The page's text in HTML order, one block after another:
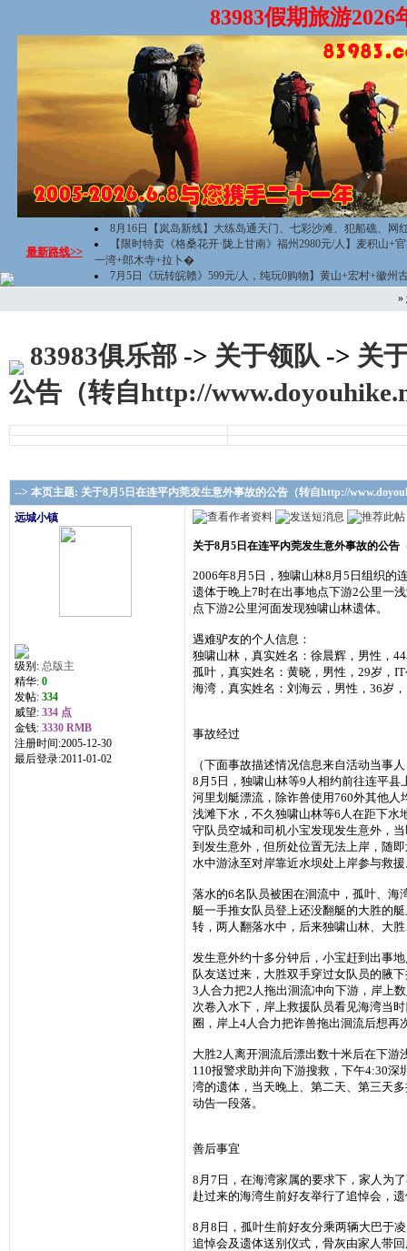
83983假期旅游
最新路线>>
8月16日【岚岛新线】大练岛通天门、七彩沙滩、犯船礁、网
【限时特卖《格桑花开·陇上甘南》福州2980元/人】麦积山+
一湾+郎木寺+拉卜�
7月5日《玩转皖赣》599元/人，纯玩0购物】黄山+宏村+徽州
»
83983俱乐部 -> 关于领队 -> 关
公告（转自http://
--> 本页主题: 关于8月5日在连平内莞发生意外事故的公告（转自http://
远城小镇
级别: 总版主
精华: 0
发帖: 334
威望: 334 点
金钱: 3330 RMB
注册时间:2005-12-30
最后登录:2011-01-02
关于8月5日在连平内莞发生意外事故的公告
2006年8月5日，独啸山林8月5日组织的
遗体于晚上7时在出事地点下游2公里一
点下游2公里河面发现独啸山林遗体。
遇难驴友的个人信息：
独啸山林，真实姓名：徐晨辉，男性，
孤叶，真实姓名：黄晓，男性，29岁，
海湾，真实姓名：刘海云，男性，36岁
事故经过
（下面事故描述情况信息来自活动当事
8月5日，独啸山林等9人相约前往连平
河里划艇漂流，除诈兽使用760外其他
浅滩下水，不久独啸山林等6人在距下水
守队员空城和司机小宝发现发生意外，
到发生意外，但所处位置无法上岸，随
水中游泳至对岸靠近水坝处上岸参与救
落水的6名队员被困在洄流中，孤叶、海
艇一手推女队员登上还没翻艇的大胜的
转，两人翻落水中，后来独啸山林、大
发生意外约十多分钟后，小宝赶到出事
队友送过来，大胜双手穿过女队员的腋
3人合力把2人拖出洄流冲向下游，岸上
次卷入水下，岸上救援队员看见海湾当
圈，岸上4人合力把诈兽拖出洄流后想
大胜2人离开洄流后漂出数十米后在下
110报警求助并向下游搜救，下午4:30
湾的遗体，当天晚上、第二天、第三天
动告一段落。
善后事宜
8月7日，在海湾家属的要求下，家人为
赴过来的海湾生前好友举行了追悼会，
8月8日，孤叶生前好友分乘两辆大巴于
追悼会及遗体送别仪式，骨灰由家人带